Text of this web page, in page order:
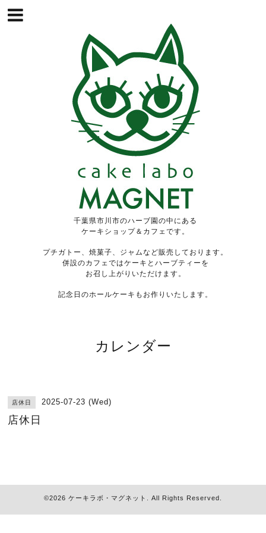
千葉県市川市のハーブ園の中にある
ケーキショップ＆カフェです。
プチガトー、焼菓子、ジャムなど販売しております。
併設のカフェではケーキとハーブティーを
お召し上がりいただけます。
記念日のホールケーキもお作りいたします。
カレンダー
店休日 2025-07-23 (Wed)
店休日
©2026 ケーキラボ・マグネット . All Rights Reserved.